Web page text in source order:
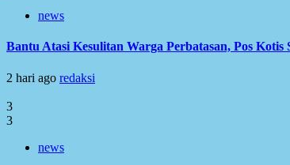
news
Bantu Atasi Kesulitan Warga Perbatasan, Pos
2 hari ago redaksi
3
3
news